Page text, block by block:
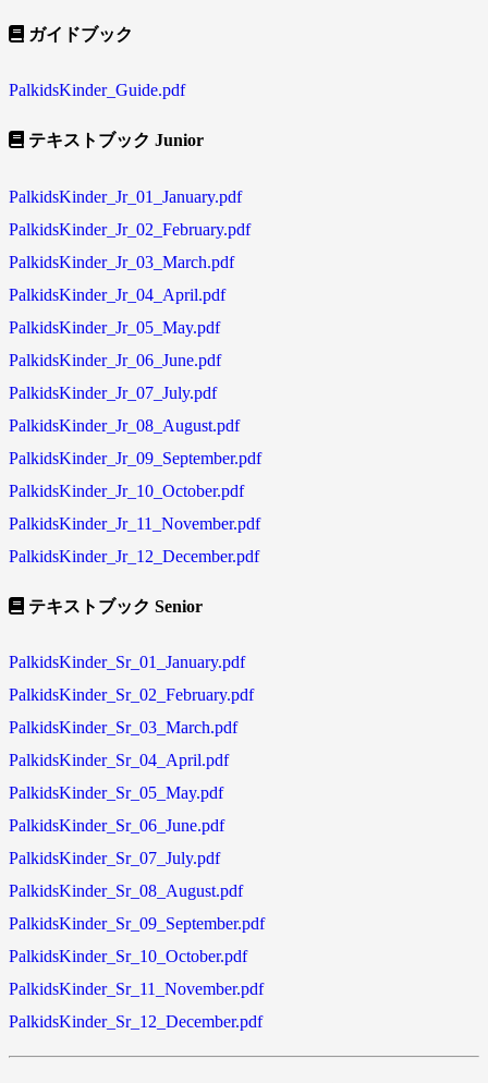
ガイドブック
PalkidsKinder_Guide.pdf
テキストブック Junior
PalkidsKinder_Jr_01_January.pdf
PalkidsKinder_Jr_02_February.pdf
PalkidsKinder_Jr_03_March.pdf
PalkidsKinder_Jr_04_April.pdf
PalkidsKinder_Jr_05_May.pdf
PalkidsKinder_Jr_06_June.pdf
PalkidsKinder_Jr_07_July.pdf
PalkidsKinder_Jr_08_August.pdf
PalkidsKinder_Jr_09_September.pdf
PalkidsKinder_Jr_10_October.pdf
PalkidsKinder_Jr_11_November.pdf
PalkidsKinder_Jr_12_December.pdf
テキストブック Senior
PalkidsKinder_Sr_01_January.pdf
PalkidsKinder_Sr_02_February.pdf
PalkidsKinder_Sr_03_March.pdf
PalkidsKinder_Sr_04_April.pdf
PalkidsKinder_Sr_05_May.pdf
PalkidsKinder_Sr_06_June.pdf
PalkidsKinder_Sr_07_July.pdf
PalkidsKinder_Sr_08_August.pdf
PalkidsKinder_Sr_09_September.pdf
PalkidsKinder_Sr_10_October.pdf
PalkidsKinder_Sr_11_November.pdf
PalkidsKinder_Sr_12_December.pdf